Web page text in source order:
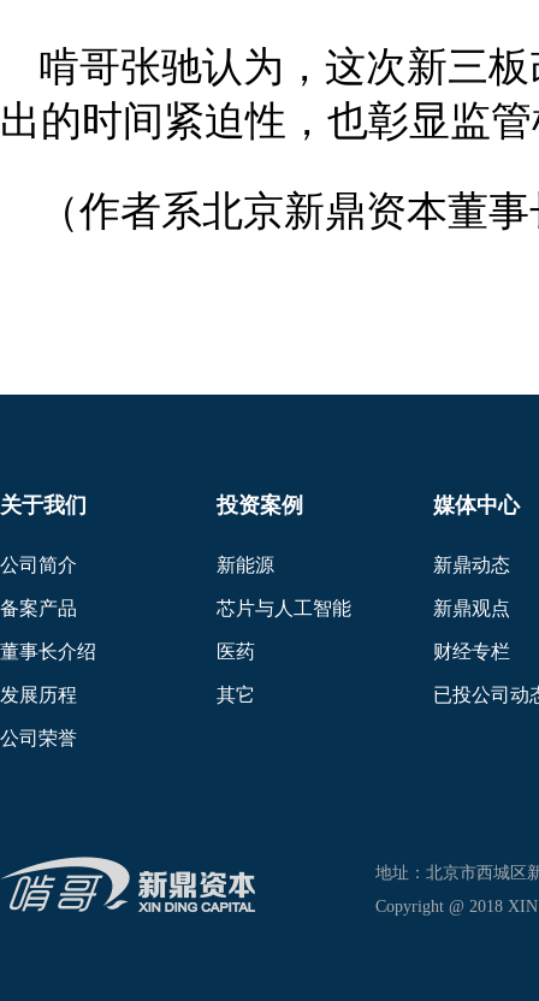
啃哥张驰认为，这次新三
出的时间紧迫性，也彰显监
（作者系北京新鼎资本董
关于我们
公司简介
备案产品
董事长介绍
发展历程
公司荣誉
投资案例
新能源
芯片与人工智能
医药
其它
媒体中心
新鼎动态
新鼎观点
财经专栏
已投公司动
地址：北京市西城区
Copyright @ 2018